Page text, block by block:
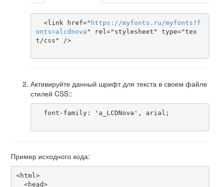
  <link href="
https ://myfonts . ru /myfonts?f
onts=alcdnova " rel="stylesheet" type="tex
t/css" />
Активируйте данный шрифт для текста в своем файле
стилей CSS::
Пример исходного кода:
<html>